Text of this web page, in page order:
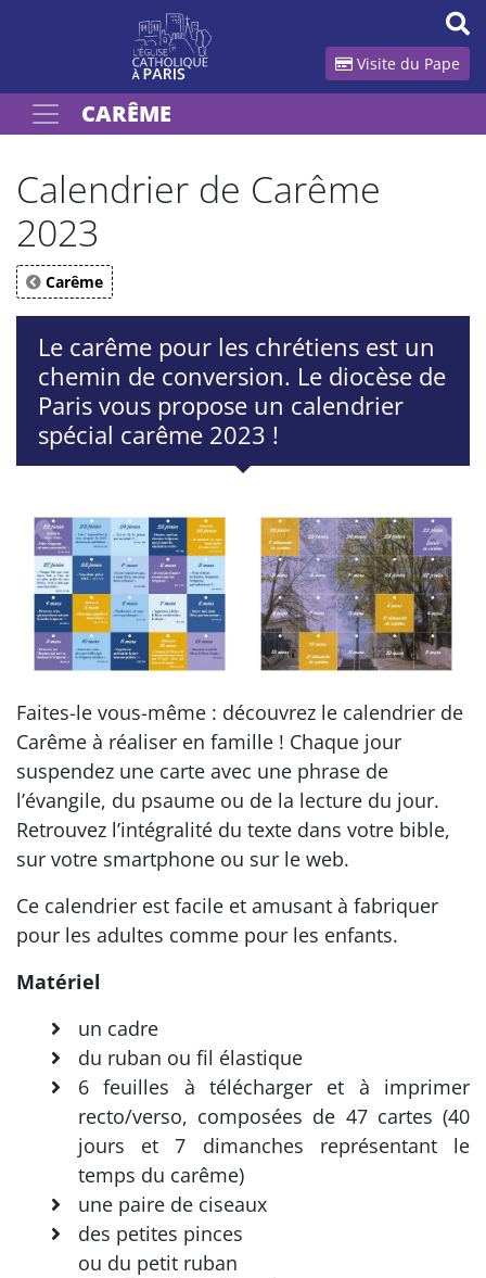
Visite du Pape
Votre recherche
CARÊME
Calendrier de Carême
2023
Carême
Le carême pour les chrétiens est un
chemin de conversion. Le diocèse de
Paris vous propose un calendrier
spécial carême 2023 !
Faites-le vous-même : découvrez le calendrier de
Carême à réaliser en famille ! Chaque jour
suspendez une carte avec une phrase de
l’évangile, du psaume ou de la lecture du jour.
Retrouvez l’intégralité du texte dans votre bible,
sur votre smartphone ou sur le web.
Ce calendrier est facile et amusant à fabriquer
pour les adultes comme pour les enfants.
Matériel
un cadre
du ruban ou fil élastique
6 feuilles à télécharger et à imprimer
recto/verso, composées de 47 cartes (40
jours et 7 dimanches représentant le
temps du carême)
une paire de ciseaux
des petites pinces
ou du petit ruban
Panneau de gestion des cookies